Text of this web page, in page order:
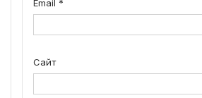
Email *
Сайт